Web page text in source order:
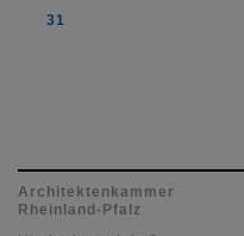
31
Architektenkammer
Rheinland-Pfalz